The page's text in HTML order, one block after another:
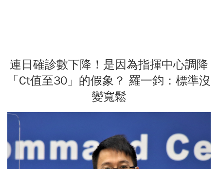
連日確診數下降！是因為指揮中心調降
「Ct值至30」的假象？ 羅一鈞：標準沒
變寬鬆